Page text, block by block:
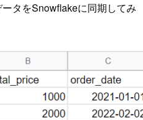
タをSnowflakeに同期してみ